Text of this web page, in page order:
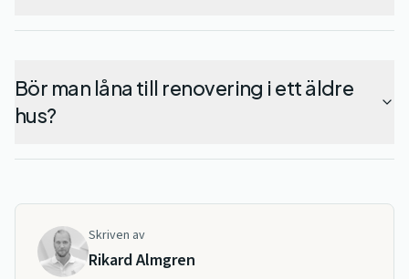
Bör man låna till renovering i ett äldre
hus?
Skriven av
Rikard Almgren